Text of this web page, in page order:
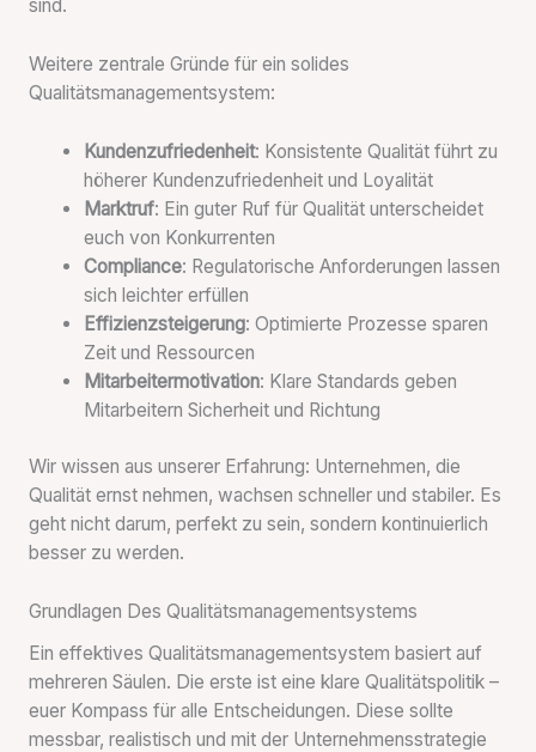
sind.
Weitere zentrale Gründe für ein solides
Qualitätsmanagementsystem:
Kundenzufriedenheit: Konsistente Qualität führt zu
höherer Kundenzufriedenheit und Loyalität
Marktruf: Ein guter Ruf für Qualität unterscheidet
euch von Konkurrenten
Compliance: Regulatorische Anforderungen lassen
sich leichter erfüllen
Effizienzsteigerung: Optimierte Prozesse sparen
Zeit und Ressourcen
Mitarbeitermotivation: Klare Standards geben
Mitarbeitern Sicherheit und Richtung
Wir wissen aus unserer Erfahrung: Unternehmen, die
Qualität ernst nehmen, wachsen schneller und stabiler. Es
geht nicht darum, perfekt zu sein, sondern kontinuierlich
besser zu werden.
Grundlagen Des Qualitätsmanagementsystems
Ein effektives Qualitätsmanagementsystem basiert auf
mehreren Säulen. Die erste ist eine klare Qualitätspolitik –
euer Kompass für alle Entscheidungen. Diese sollte
messbar, realistisch und mit der Unternehmensstrategie